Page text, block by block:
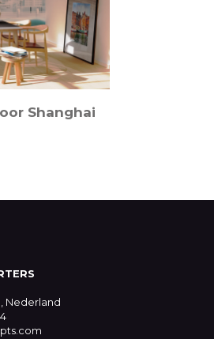
Shanghai
Nederland